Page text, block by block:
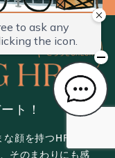
ト！
顔を持つHR。
そのまわりにも感